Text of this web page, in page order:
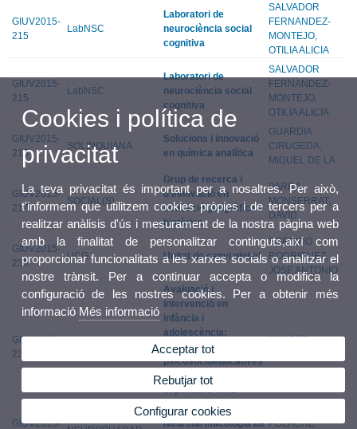
GIUV2015-
215
LabNSC
Laboratori de
neurociència social
cognitiva
SALVADOR
FERNANDEZ-
MONTEJO,
OTILIA ALICIA
GIUV2015-
215
LabNSC
Laboratori de
neurociència social
cognitiva
SALVADOR
FERNANDEZ-
MONTEJO,
OTILIA ALICIA
GIUV2015-
216
SOLINQUIANA
Solucions i innovació
en química analítica
GUARDIA
CIRUGEDA,
MIGUEL DE LA
GIUV2015-
217
SOCIAL(S)
Grup de recerca i
d'innovació en
educació geogràfica i
històrica
PARRA
MONSERRAT,
DAVID
GIUV2015-
235
UCG Unitat de canvi global
SOBRINO
RODRIGUEZ,
JOSE ANTONIO
GIUV2015-
236
Avaluació i
intervenció en
infància i
adolescència:
Variables
psicosocioeducatives
i emocionals
implicades en la
SAMPER
GIUV2015- Neurofarmacologia de POLACHE
Cookies i política de
privacitat
La teva privacitat és important per a nosaltres. Per això,
t'informem que utilitzem cookies pròpies i de tercers per a
realitzar anàlisis d'ús i mesurament de la nostra pàgina web
amb la finalitat de personalitzar continguts,així com
proporcionar funcionalitats a les xarxes socials o analitzar el
nostre trànsit. Per a continuar accepta o modifica la
configuració de les nostres cookies. Per a obtenir més
informació Més informació
Acceptar tot
Rebutjar tot
Configurar cookies